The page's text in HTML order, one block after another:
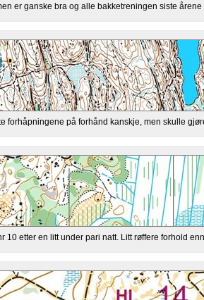
er ganske bra og alle bakketreningen siste
forhåpningene på forhånd kanskje, men skulle
10 etter en litt under pari natt. Litt røffere forhold